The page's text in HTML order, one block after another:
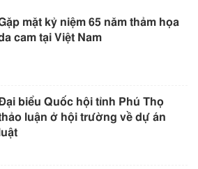
mặt kỷ niệm 65 năm thảm họa
cam tại Việt Nam
biểu Quốc hội tỉnh Phú Thọ
luận ở hội trường về dự án
luật